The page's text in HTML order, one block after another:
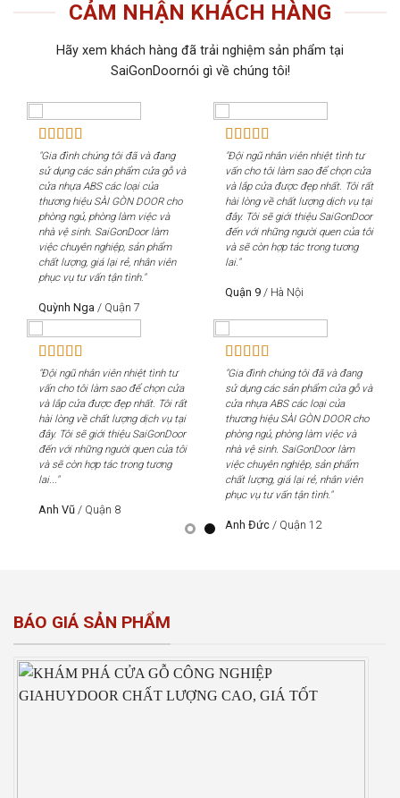
CẢM NHẬN KHÁCH HÀNG
Hãy xem khách hàng đã trải nghiệm sản phẩm tại
SaiGonDoornói gì về chúng tôi!
"Gia đình chúng tôi đã và đang
sử dụng các sản phẩm cửa gỗ và
cửa nhựa ABS các loại của
thương hiệu SÀI GÒN DOOR cho
phòng ngủ, phòng làm việc và
nhà vệ sinh. SaiGonDoor làm
việc chuyên nghiệp, sản phẩm
chất lượng, giá lại rẻ, nhân viên
phục vụ tư vấn tận tình."
Quỳnh Nga / Quận 7
"Đội ngũ nhân viên nhiệt tình tư
vấn cho tôi làm sao để chọn cửa
và lắp cửa được đẹp nhất. Tôi rất
hài lòng về chất lượng dịch vụ tại
đây. Tôi sẽ giới thiệu SaiGonDoor
đến với những người quen của tôi
và sẽ còn hợp tác trong tương
lai."
Quận 9 / Hà Nội
"Đội ngũ nhân viên nhiệt tình tư
vấn cho tôi làm sao để chọn cửa
và lắp cửa được đẹp nhất. Tôi rất
hài lòng về chất lượng dịch vụ tại
đây. Tôi sẽ giới thiệu SaiGonDoor
đến với những người quen của tôi
và sẽ còn hợp tác trong tương
lai..."
Anh Vũ / Quận 8
"Gia đình chúng tôi đã và đang
sử dụng các sản phẩm cửa gỗ và
cửa nhựa ABS các loại của
thương hiệu SÀI GÒN DOOR cho
phòng ngủ, phòng làm việc và
nhà vệ sinh. SaiGonDoor làm
việc chuyên nghiệp, sản phẩm
chất lượng, giá lại rẻ, nhân viên
phục vụ tư vấn tận tình."
Anh Đức / Quận 12
BÁO GIÁ SẢN PHẨM